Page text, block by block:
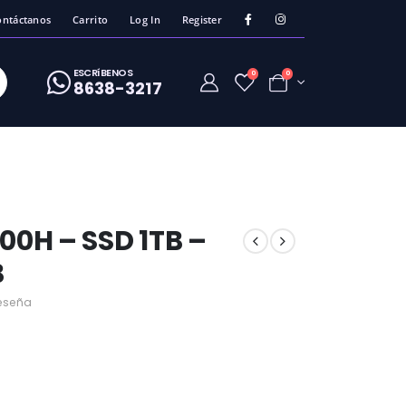
Carrito Log In Register
ESCRíBENOS
8638-3217
0 0
– SSD 1TB –